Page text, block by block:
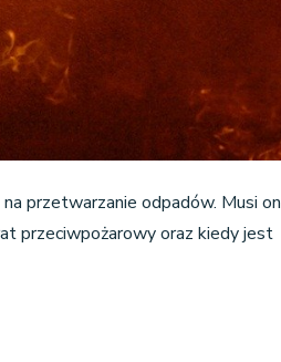
przetwarzanie odpadów. Musi on
przeciwpożarowy oraz kiedy jest